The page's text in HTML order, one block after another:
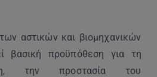
αστικών και βιομηχανικών
βασική προϋπόθεση για τη
την προστασία του